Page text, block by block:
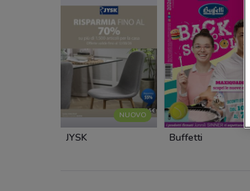
NUOVO
JYSK Buffetti